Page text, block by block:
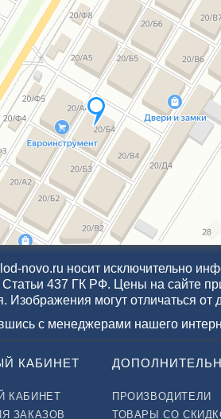
novo.ru носит исключительно
437 ГК РФ. Цены на сайте
могут отличаться от
с менеджерами нашего
КАБИНЕТ
КАБИНЕТ
ЗАКАЗОВ
ПРОИЗВОДИТЕЛИ
ТОВАРЫ СО